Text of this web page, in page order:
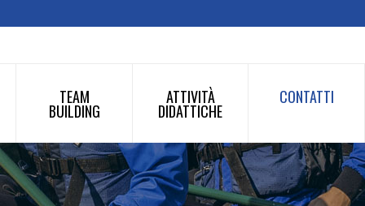
TEAM
BUILDING
ATTIVITÀ
DIDATTICHE
CONTATTI